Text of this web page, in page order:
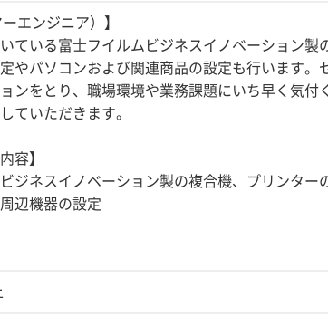
ーエンジニア）】
ている富士フイルムビジネスイノベーション
やパソコンおよび関連商品の設定も行います
ンをとり、職場環境や業務課題にいち早く気
ていただきます。
容】
ジネスイノベーション製の複合機、プリンター
辺機器の設定